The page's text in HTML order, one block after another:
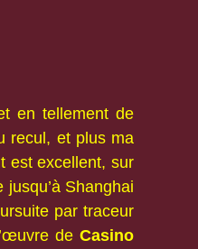
en tellement de
recul, et plus ma
est excellent, sur
Shanghai
par traceur
de Casino